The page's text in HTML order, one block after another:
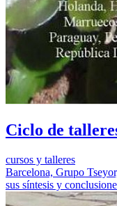
Ciclo de
cursos y talleres
Barcelona, Grupo
sus síntesis y